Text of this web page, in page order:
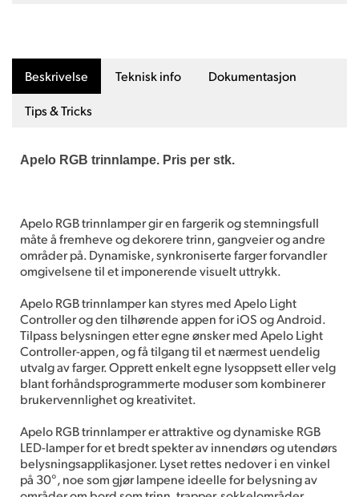
Beskrivelse Teknisk info Dokumentasjon
Tips & Tricks
Apelo RGB trinnlampe. Pris per stk.
Apelo RGB trinnlamper gir en fargerik og stemningsfull
måte å fremheve og dekorere trinn, gangveier og andre
områder på. Dynamiske, synkroniserte farger forvandler
omgivelsene til et imponerende visuelt uttrykk.
Apelo RGB trinnlamper kan styres med Apelo Light
Controller og den tilhørende appen for iOS og Android.
Tilpass belysningen etter egne ønsker med Apelo Light
Controller-appen, og få tilgang til et nærmest uendelig
utvalg av farger. Opprett enkelt egne lysoppsett eller velg
blant forhåndsprogrammerte moduser som kombinerer
brukervennlighet og kreativitet.
Apelo RGB trinnlamper er attraktive og dynamiske RGB
LED-lamper for et bredt spekter av innendørs og utendørs
belysningsapplikasjoner. Lyset rettes nedover i en vinkel
på 30°, noe som gjør lampene ideelle for belysning av